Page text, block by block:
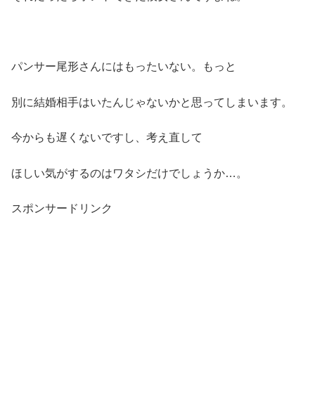
パンサー尾形さんにはもったいない。もっと
別に結婚相手はいたんじゃないかと思ってしまいます。
今からも遅くないですし、考え直して
ほしい気がするのはワタシだけでしょうか…。
スポンサードリンク